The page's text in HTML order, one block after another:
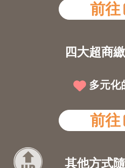
前往
四大超商
多元化
前往
其他方式